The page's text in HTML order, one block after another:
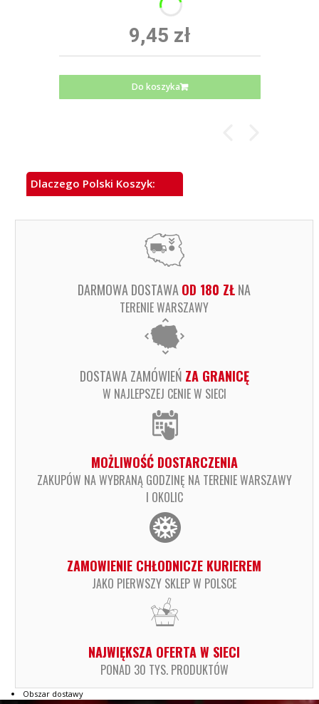
9,45 zł
Do koszyka
Dlaczego Polski Koszyk:
DARMOWA DOSTAWAOD 180 ZŁNA
TERENIE WARSZAWY
DOSTAWA ZAMÓWIEŃ ZA GRANICĘ
W NAJLEPSZEJ CENIE W SIECI
MOŻLIWOŚĆ DOSTARCZENIA
ZAKUPÓW NA WYBRANĄ GODZINĘ NA TERENIE WARSZAWY
I OKOLIC
ZAMOWIENIE CHŁODNICZE KURIEREM
JAKO PIERWSZY SKLEP W POLSCE
NAJWIĘKSZA OFERTA W SIECI
PONAD 30 TYS. PRODUKTÓW
Obszar dostawy